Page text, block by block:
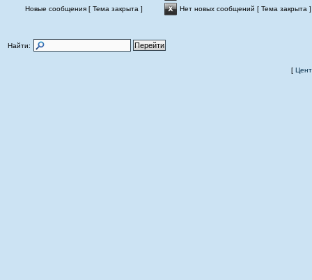
Новые сообщения [ Тема закрыта ]
Нет новых сообщений [ Тема закрыта ]
Найти:
[